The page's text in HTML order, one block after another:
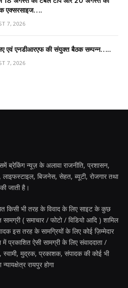
एक्सरसाइज….
7, 2026
एवं एनडीआरएफ की संयुक्त बैठक सम्पन्न…..
7, 2026
ब्रेकिंग न्यूज़ के अलावा राजनीति, प्रशासन,
बिजनेस, सेहत, ब्यूटी, रोजगार तथा
जाती है।
किसी भी तरह के विवाद के लिए साइट के कुछ
सामग्री ( समाचार / फोटो / विडियो आदि ) शामिल
इस तरह के सामग्रियों के लिए कोई ज़िम्मेदार
प्रकाशित ऐसी सामग्री के लिए संवाददाता /
स्वामी, मुद्रक, प्रकाशक, संपादक की कोई भी
न्यायक्षेत्र रायपुर होगा